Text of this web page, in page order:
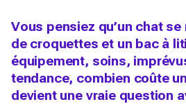
Vous pensiez qu’un chat
de croquettes et un bac à
équipement, soins,
tendance, combien coûte
devient une vraie question